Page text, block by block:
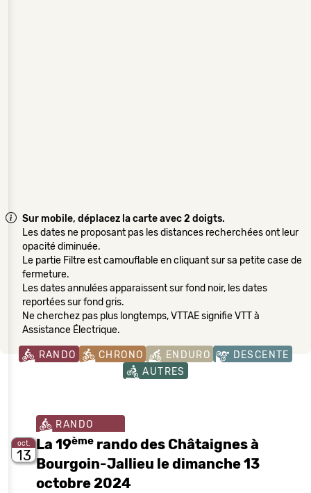
Sur mobile, déplacez la carte avec 2 doigts.
Les dates ne proposant pas les distances recherchées ont leur
opacité diminuée.
Le partie Filtre est camouflable en cliquant sur sa petite case de
fermeture.
Les dates annulées apparaissent sur fond noir, les dates
reportées sur fond gris.
Ne cherchez pas plus longtemps, VTTAE signifie VTT à
Assistance Électrique.
RANDO CHRONO ENDURO
DESCENTE
AUTRES
oct.
13
RANDO
La 19ème rando des Châtaignes à
Bourgoin-Jallieu le dimanche 13
octobre 2024